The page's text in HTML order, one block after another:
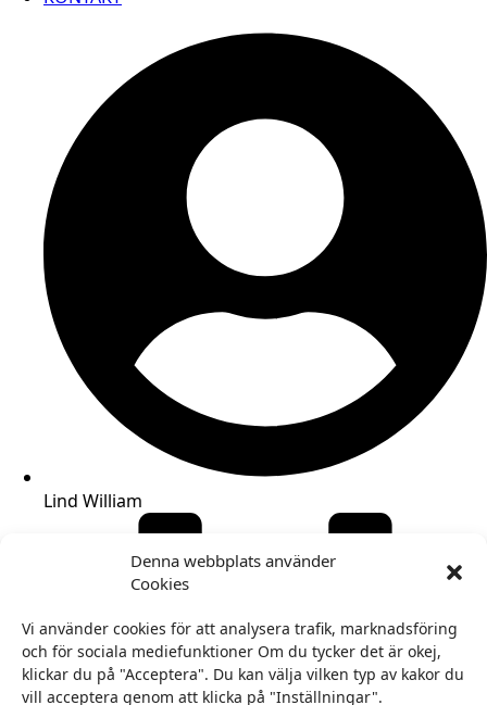
Denna webbplats använder
Cookies
Vi använder cookies för att analysera trafik, marknadsföring
och för sociala mediefunktioner Om du tycker det är okej,
klickar du på "Acceptera". Du kan välja vilken typ av kakor du
vill acceptera genom att klicka på "Inställningar".
Lind William